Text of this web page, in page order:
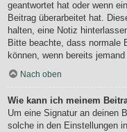
geantwortet hat oder wenn
Beitrag überarbeitet hat.
halten, eine Notiz
Bitte beachte, dass normale
können, wenn bereits
Nach oben
Wie kann ich meinem
Um eine Signatur an deinen
solche in den Einstellungen